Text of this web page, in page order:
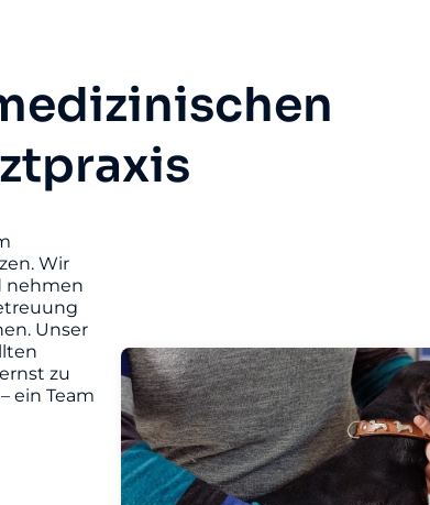
Wir
nehmen
Unser
zu
ein Team